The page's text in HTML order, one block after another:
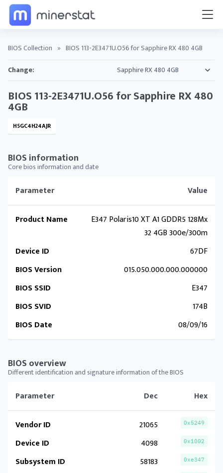
BIOS Collection » BIOS 113-2E3471U.O56 for Sapphire RX 480 4GB
Change:
BIOS 113-2E3471U.O56 for Sapphire RX 480
4GB
H5GC4H24AJR
BIOS information
Core bios information and date
Parameter Value
Product Name
E347 Polaris10 XT A1 GDDR5 128Mx
32 4GB 300e/300m
Device ID
67DF
BIOS Version
015.050.000.000.000000
BIOS SSID
E347
BIOS SVID
174B
BIOS Date
08/09/16
BIOS overview
Different identification and signature information of the BIOS
Parameter Dec Hex
Vendor ID 21065 0x5249
Device ID 4098 0x1002
Subsystem ID 58183 0xe347